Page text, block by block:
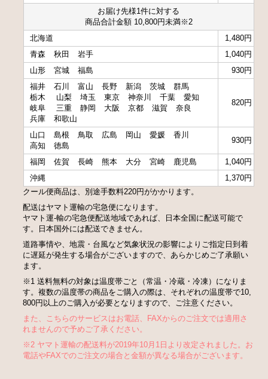
お届け先様1件に対する
商品合計金額 10,800円未満※2
北海道
1,480円
青森
秋田 岩手
1,040円
山形
宮城 福島
930円
福井
石川 富山 長野 新潟 茨城
群馬
栃木
山梨 埼玉 東京 神奈川 千葉
愛知
岐阜
三重 静岡 大阪 京都 滋賀
奈良
兵庫
和歌山
820円
山口 島根 鳥取 広島 岡山 愛媛
香川
高知
徳島
930円
福岡 佐賀 長崎 熊本 大分 宮崎 鹿児島
1,040円
沖縄
1,370円
クール便商品は、別途手数料220円がかかります。
配送はヤマト運輸の宅急便になります。
ヤマト運-輸の宅急便配送地域であれば、日本全国に配送可能で
す。日本国外には配送できません。
道路事情や、地震・台風など気象状況の影響によりご指定日到着
に遅延が発生する場合がございますので、あらかじめご了承願い
ます。
※1 送料無料の対象は温度帯ごと（常温・冷蔵・冷凍）になりま
す。複数の温度帯の商品をご購入の際は、それぞれの温度帯で10,
800円以上のご購入が必要となりますので、ご注意ください。
また、こちらのサービスはお電話、FAXからのご注文では適用さ
れませんので予めご了承ください。
※2 ヤマト運輸の配送料が2019年10月1日より改定されました。お
電話やFAXでのご注文の場合と金額が異なる場合がございます。